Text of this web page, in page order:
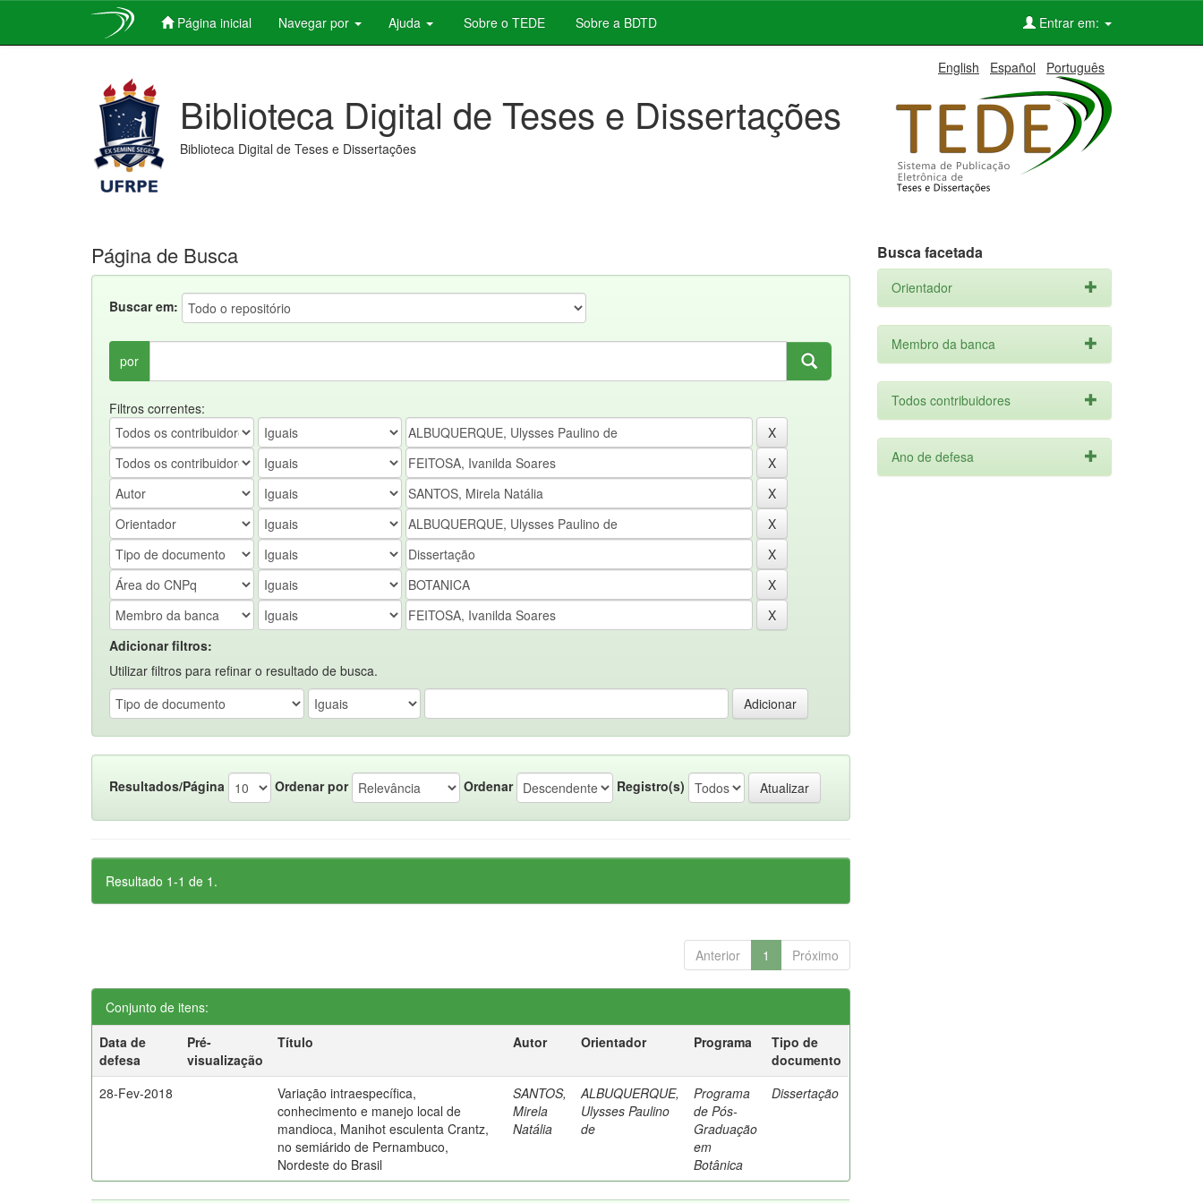
Página inicial Navegar por Ajuda Sobre o TEDE Sobre a BDTD Entrar em:
English Español Português
Biblioteca Digital de Teses e Dissertações
Biblioteca Digital de Teses e Dissertações
Página de Busca
Buscar em:
por
Filtros correntes:
Adicionar filtros:
Utilizar filtros para refinar o resultado de busca.
Resultados/Página Ordenar por Ordenar Registro(s)
Resultado 1-1 de 1.
Anterior 1 Próximo
Conjunto de itens:
Data de
defesa
Pré-
visualização
Título Autor Orientador Programa
Tipo de
documento
28-Fev-2018
Variação intraespecífica,
conhecimento e manejo local de
mandioca, Manihot esculenta Crantz,
no semiárido de Pernambuco,
Nordeste do Brasil
SANTOS,
Mirela
Natália
ALBUQUERQUE,
Ulysses Paulino
de
Programa
de Pós-
Graduação
em
Botânica
Dissertação
Busca facetada
Orientador
Membro da banca
Todos contribuidores
Ano de defesa